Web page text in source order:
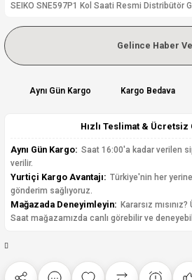
SEIKO SNE597P1 Kol Saati Resmi Distribütör
Gelince Haber
Aynı Gün Kargo Kargo Bedava
Hızlı Teslimat & Ücretsiz
Aynı Gün Kargo: Saat 16:00'a kadar verilen
verilir.
Yurtiçi Kargo Avantajı: Türkiye'nin her
gönderim sağlıyoruz.
Mağazada Deneyimleyin: Kararsız
Saat mağazamızda canlı görebilir ve